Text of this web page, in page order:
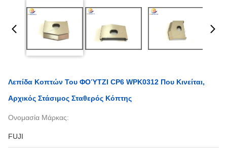
Λεπίδα Κοπτών Του ΦΟΎΤΖΙ CP6 WPK0312 Που Κινείται,
Αρχικός Στάσιμος Σταθερός Κόπτης
Ονομασία Μάρκας:
FUJI